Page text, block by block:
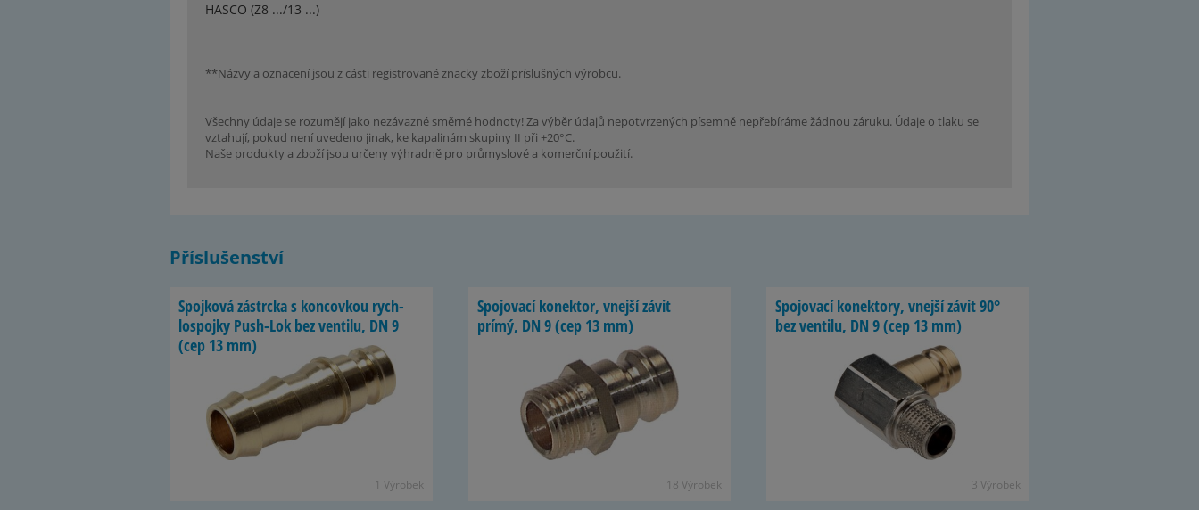
HASCO (Z8 .../13 ...)
**Názvy a oznacení jsou z cásti registrované znacky zboží príslušných výrobcu.
Všechny údaje se rozumějí jako nezávazné směrné hodnoty! Za výběr údajů nepotvrzených písemně nepřebíráme žádnou záruku. Údaje o tlaku se
vztahují, pokud není uvedeno jinak, ke kapalinám skupiny II při +20°C.
Naše produkty a zboží jsou určeny výhradně pro průmyslové a komerční použití.
Příslušenství
Spoj­ková zá­strcka s kon­cov­kou rych­
lo­spojky Push-​Lok bez ven­tilu, DN 9
(cep 13 mm)
1 Vý­ro­bek
Spo­jo­vací ko­nek­tor, vnejší závit
prímý, DN 9 (cep 13 mm)
18 Vý­ro­bek
Spo­jo­vací ko­nek­tory, vnejší závit 90°
bez ven­tilu, DN 9 (cep 13 mm)
3 Vý­ro­bek